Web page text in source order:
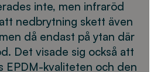
inte, men infraröd
nedbrytning skett även
då endast på ytan där
Det visade sig också att
EPDM-kvaliteten och den